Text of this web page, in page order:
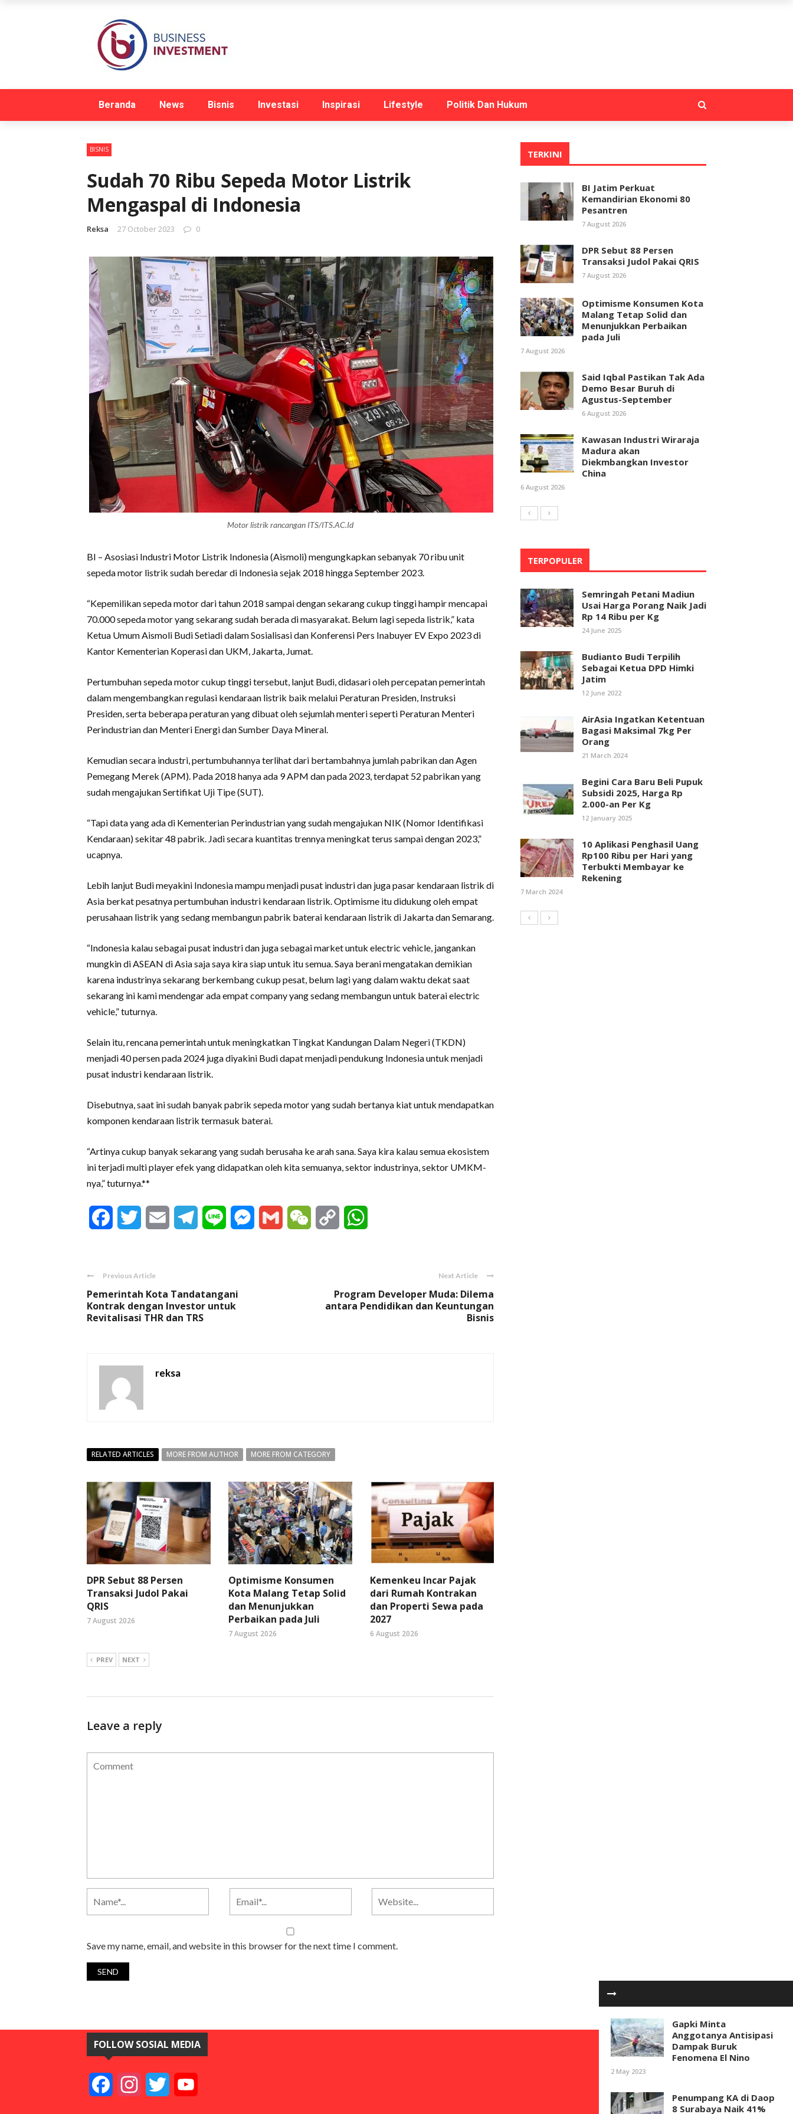
Beranda News Bisnis Investasi Inspirasi Lifestyle Politik Dan Hukum
BISNIS
Sudah 70 Ribu Sepeda Motor Listrik
Mengaspal di Indonesia
Reksa 27 October 2023 0
Motor listrik rancangan ITS/ITS.AC.Id
BI – Asosiasi Industri Motor Listrik Indonesia (Aismoli) mengungkapkan sebanyak 70 ribu unit
sepeda motor listrik sudah beredar di Indonesia sejak 2018 hingga September 2023.
“Kepemilikan sepeda motor dari tahun 2018 sampai dengan sekarang cukup tinggi hampir mencapai
70.000 sepeda motor yang sekarang sudah berada di masyarakat. Belum lagi sepeda listrik,” kata
Ketua Umum Aismoli Budi Setiadi dalam Sosialisasi dan Konferensi Pers Inabuyer EV Expo 2023 di
Kantor Kementerian Koperasi dan UKM, Jakarta, Jumat.
Pertumbuhan sepeda motor cukup tinggi tersebut, lanjut Budi, didasari oleh percepatan pemerintah
dalam mengembangkan regulasi kendaraan listrik baik melalui Peraturan Presiden, Instruksi
Presiden, serta beberapa peraturan yang dibuat oleh sejumlah menteri seperti Peraturan Menteri
Perindustrian dan Menteri Energi dan Sumber Daya Mineral.
Kemudian secara industri, pertumbuhannya terlihat dari bertambahnya jumlah pabrikan dan Agen
Pemegang Merek (APM). Pada 2018 hanya ada 9 APM dan pada 2023, terdapat 52 pabrikan yang
sudah mengajukan Sertifikat Uji Tipe (SUT).
“Tapi data yang ada di Kementerian Perindustrian yang sudah mengajukan NIK (Nomor Identifikasi
Kendaraan) sekitar 48 pabrik. Jadi secara kuantitas trennya meningkat terus sampai dengan 2023,”
ucapnya.
Lebih lanjut Budi meyakini Indonesia mampu menjadi pusat industri dan juga pasar kendaraan listrik di
Asia berkat pesatnya pertumbuhan industri kendaraan listrik. Optimisme itu didukung oleh empat
perusahaan listrik yang sedang membangun pabrik baterai kendaraan listrik di Jakarta dan Semarang.
“Indonesia kalau sebagai pusat industri dan juga sebagai market untuk electric vehicle, jangankan
mungkin di ASEAN di Asia saja saya kira siap untuk itu semua. Saya berani mengatakan demikian
karena industrinya sekarang berkembang cukup pesat, belum lagi yang dalam waktu dekat saat
sekarang ini kami mendengar ada empat company yang sedang membangun untuk baterai electric
vehicle,” tuturnya.
Selain itu, rencana pemerintah untuk meningkatkan Tingkat Kandungan Dalam Negeri (TKDN)
menjadi 40 persen pada 2024 juga diyakini Budi dapat menjadi pendukung Indonesia untuk menjadi
pusat industri kendaraan listrik.
Disebutnya, saat ini sudah banyak pabrik sepeda motor yang sudah bertanya kiat untuk mendapatkan
komponen kendaraan listrik termasuk baterai.
“Artinya cukup banyak sekarang yang sudah berusaha ke arah sana. Saya kira kalau semua ekosistem
ini terjadi multi player efek yang didapatkan oleh kita semuanya, sektor industrinya, sektor UMKM-
nya,” tuturnya.**
FacebookTwitter Email Telegram
Line Messenger
Gmail WeChat Copy
Previous Article
Pemerintah Kota Tandatangani
Kontrak dengan Investor untuk
Revitalisasi THR dan TRS
Next Article
Program Developer Muda: Dilema
antara Pendidikan dan Keuntungan
Bisnis
reksa
RELATED ARTICLES MORE FROM AUTHOR MORE FROM CATEGORY
DPR Sebut 88 Persen
Transaksi Judol Pakai
QRIS
7 August 2026
Optimisme Konsumen
Kota Malang Tetap Solid
dan Menunjukkan
Perbaikan pada Juli
7 August 2026
Kemenkeu Incar Pajak
dari Rumah Kontrakan
dan Properti Sewa pada
2027
6 August 2026
PREV NEXT
Leave a reply
Save my name, email, and website in this browser for the next time I comment.
Gapki Minta
Anggotanya Antisipasi
Dampak Buruk
Fenomena El Nino
2 May 2023
Penumpang KA di Daop
8 Surabaya Naik 41%
TERKINI
BI Jatim Perkuat
Kemandirian Ekonomi 80
Pesantren
7 August 2026
DPR Sebut 88 Persen
Transaksi Judol Pakai QRIS
7 August 2026
Optimisme Konsumen Kota
Malang Tetap Solid dan
Menunjukkan Perbaikan
pada Juli
7 August 2026
Said Iqbal Pastikan Tak Ada
Demo Besar Buruh di
Agustus-September
6 August 2026
Kawasan Industri Wiraraja
Madura akan
Diekmbangkan Investor
China
6 August 2026
TERPOPULER
Semringah Petani Madiun
Usai Harga Porang Naik Jadi
Rp 14 Ribu per Kg
24 June 2025
Budianto Budi Terpilih
Sebagai Ketua DPD Himki
Jatim
12 June 2022
AirAsia Ingatkan Ketentuan
Bagasi Maksimal 7kg Per
Orang
21 March 2024
Begini Cara Baru Beli Pupuk
Subsidi 2025, Harga Rp
2.000-an Per Kg
12 January 2025
10 Aplikasi Penghasil Uang
Rp100 Ribu per Hari yang
Terbukti Membayar ke
Rekening
7 March 2024
FOLLOW SOSIAL MEDIA
FacebookInstagramTwitter